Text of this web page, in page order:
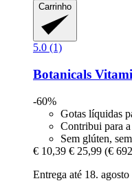
Carrinho
5.0 (1)
Botanicals
-60%
Gotas líquidas
Contribui para
Sem glúten,
€ 10,39 € 25,99 (€
Entrega até 18. agosto